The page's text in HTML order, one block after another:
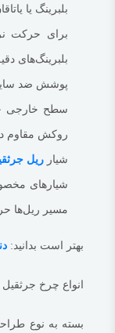
رایج‌ترین نوع در
دارای روکش نرم برای
کاهش سر و صدا و
مناسب برای محیط‌های
مجهز بهگیربکس
کاربردهای چرخ جرثقیل
کارخانجات فولاد و
بلبرینگ یا
برای حرکت
بلبرینگ‌های
پوشش ضد
سطح خارجی
روکش مقاوم
شیار ریل
شیارهای
مسیر ریل‌ها
بهتر است بدانید:
انواع چرخ
بسته به نوع